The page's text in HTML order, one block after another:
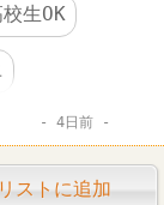
生OK
4日前
ストに追加